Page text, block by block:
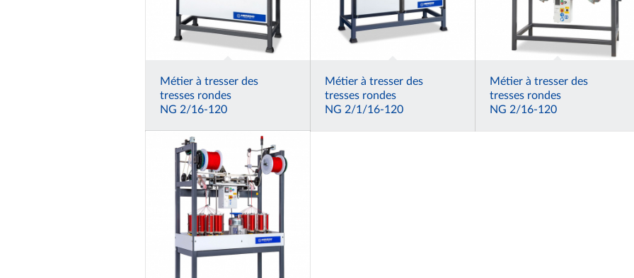
Métier à tresser des
tresses rondes
NG 2/16-120
Métier à tresser des
tresses rondes
NG 2/1/16-120
Métier à tresser des
tresses rondes
NG 2/16-120